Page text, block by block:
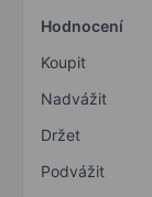
Hodnocení
Koupit
Nadvážit
Držet
Podvážit